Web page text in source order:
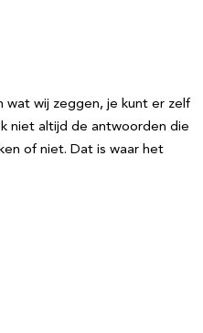
wat wij zeggen, je kunt er zelf
niet altijd de antwoorden die
of niet. Dat is waar het